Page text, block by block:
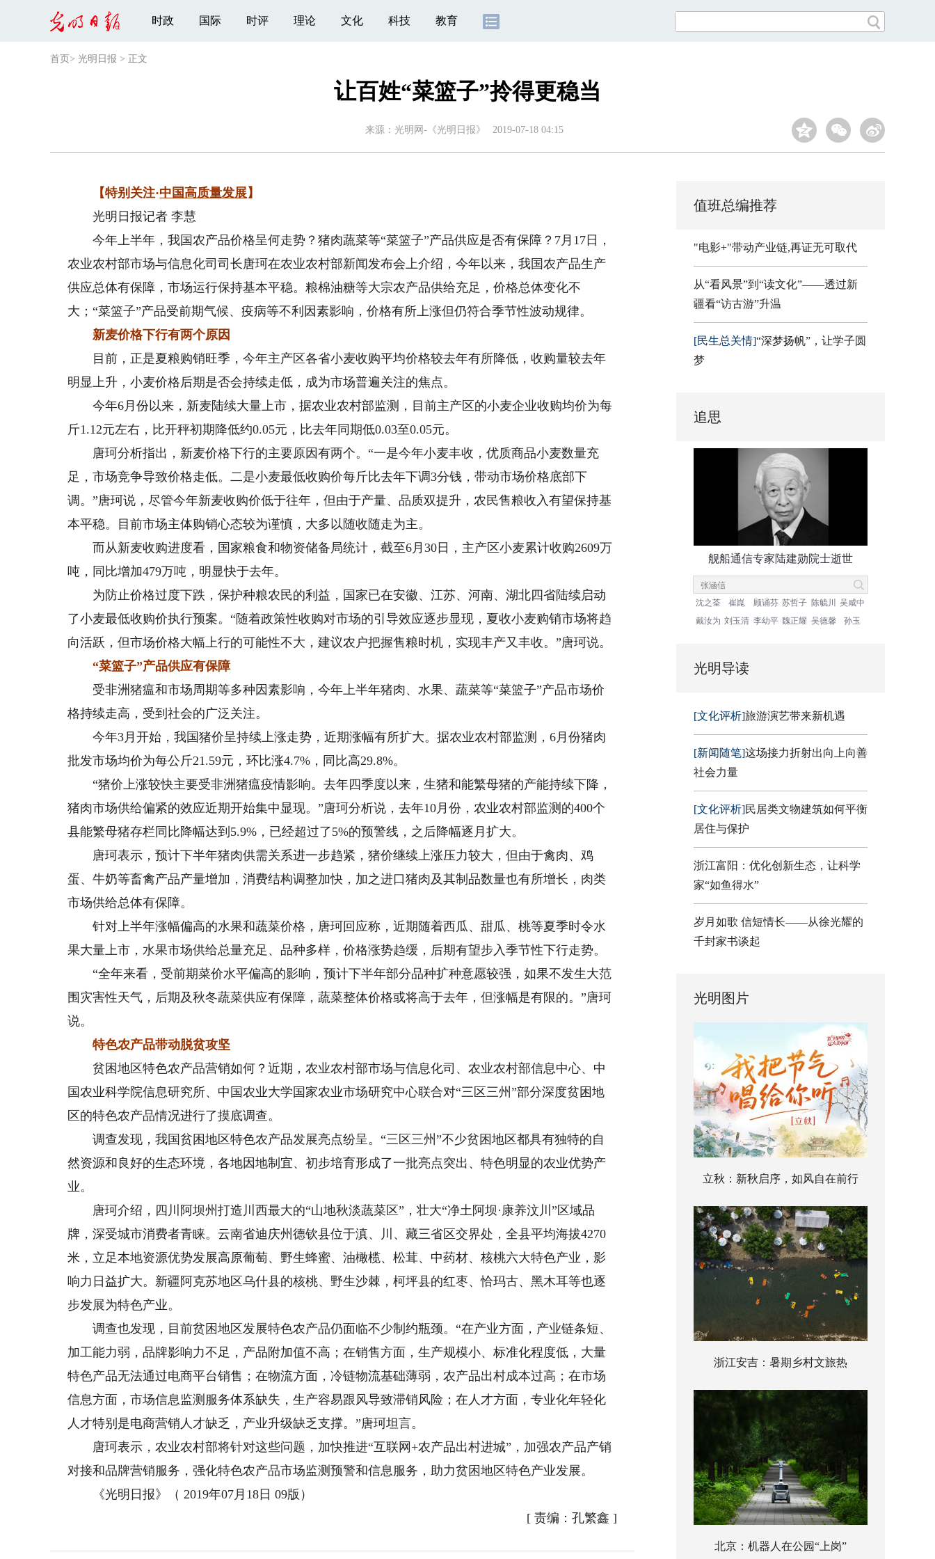
时政 国际 时评 理论 文化 科技 教育
首页 > 光明日报 > 正文
让百姓“菜篮子”拎得更稳当
来源： 光明网-《光明日报》 2019-07-18 04:15
【特别关注·中国高质量发展】
光明日报记者 李慧
今年上半年，我国农产品价格呈何走势？猪肉蔬菜等“菜篮子”产品供应是否有保障？7月17日，
农业农村部市场与信息化司司长唐珂在农业农村部新闻发布会上介绍，今年以来，我国农产品生产
供应总体有保障，市场运行保持基本平稳。粮棉油糖等大宗农产品供给充足，价格总体变化不
大；“菜篮子”产品受前期气候、疫病等不利因素影响，价格有所上涨但仍符合季节性波动规律。
新麦价格下行有两个原因
目前，正是夏粮购销旺季，今年主产区各省小麦收购平均价格较去年有所降低，收购量较去年
明显上升，小麦价格后期是否会持续走低，成为市场普遍关注的焦点。
今年6月份以来，新麦陆续大量上市，据农业农村部监测，目前主产区的小麦企业收购均价为每
斤1.12元左右，比开秤初期降低约0.05元，比去年同期低0.03至0.05元。
唐珂分析指出，新麦价格下行的主要原因有两个。“一是今年小麦丰收，优质商品小麦数量充
足，市场竞争导致价格走低。二是小麦最低收购价每斤比去年下调3分钱，带动市场价格底部下
调。”唐珂说，尽管今年新麦收购价低于往年，但由于产量、品质双提升，农民售粮收入有望保持基
本平稳。目前市场主体购销心态较为谨慎，大多以随收随走为主。
而从新麦收购进度看，国家粮食和物资储备局统计，截至6月30日，主产区小麦累计收购2609万
吨，同比增加479万吨，明显快于去年。
为防止价格过度下跌，保护种粮农民的利益，国家已在安徽、江苏、河南、湖北四省陆续启动
了小麦最低收购价执行预案。“随着政策性收购对市场的引导效应逐步显现，夏收小麦购销市场将趋
向活跃，但市场价格大幅上行的可能性不大，建议农户把握售粮时机，实现丰产又丰收。”唐珂说。
“菜篮子”产品供应有保障
受非洲猪瘟和市场周期等多种因素影响，今年上半年猪肉、水果、蔬菜等“菜篮子”产品市场价
格持续走高，受到社会的广泛关注。
今年3月开始，我国猪价呈持续上涨走势，近期涨幅有所扩大。据农业农村部监测，6月份猪肉
批发市场均价为每公斤21.59元，环比涨4.7%，同比高29.8%。
“猪价上涨较快主要受非洲猪瘟疫情影响。去年四季度以来，生猪和能繁母猪的产能持续下降，
猪肉市场供给偏紧的效应近期开始集中显现。”唐珂分析说，去年10月份，农业农村部监测的400个
县能繁母猪存栏同比降幅达到5.9%，已经超过了5%的预警线，之后降幅逐月扩大。
唐珂表示，预计下半年猪肉供需关系进一步趋紧，猪价继续上涨压力较大，但由于禽肉、鸡
蛋、牛奶等畜禽产品产量增加，消费结构调整加快，加之进口猪肉及其制品数量也有所增长，肉类
市场供给总体有保障。
针对上半年涨幅偏高的水果和蔬菜价格，唐珂回应称，近期随着西瓜、甜瓜、桃等夏季时令水
果大量上市，水果市场供给总量充足、品种多样，价格涨势趋缓，后期有望步入季节性下行走势。
“全年来看，受前期菜价水平偏高的影响，预计下半年部分品种扩种意愿较强，如果不发生大范
围灾害性天气，后期及秋冬蔬菜供应有保障，蔬菜整体价格或将高于去年，但涨幅是有限的。”唐珂
说。
特色农产品带动脱贫攻坚
贫困地区特色农产品营销如何？近期，农业农村部市场与信息化司、农业农村部信息中心、中
国农业科学院信息研究所、中国农业大学国家农业市场研究中心联合对“三区三州”部分深度贫困地
区的特色农产品情况进行了摸底调查。
调查发现，我国贫困地区特色农产品发展亮点纷呈。“三区三州”不少贫困地区都具有独特的自
然资源和良好的生态环境，各地因地制宜、初步培育形成了一批亮点突出、特色明显的农业优势产
业。
唐珂介绍，四川阿坝州打造川西最大的“山地秋淡蔬菜区”，壮大“净土阿坝·康养汶川”区域品
牌，深受城市消费者青睐。云南省迪庆州德钦县位于滇、川、藏三省区交界处，全县平均海拔4270
米，立足本地资源优势发展高原葡萄、野生蜂蜜、油橄榄、松茸、中药材、核桃六大特色产业，影
响力日益扩大。新疆阿克苏地区乌什县的核桃、野生沙棘，柯坪县的红枣、恰玛古、黑木耳等也逐
步发展为特色产业。
调查也发现，目前贫困地区发展特色农产品仍面临不少制约瓶颈。“在产业方面，产业链条短、
加工能力弱，品牌影响力不足，产品附加值不高；在销售方面，生产规模小、标准化程度低，大量
特色产品无法通过电商平台销售；在物流方面，冷链物流基础薄弱，农产品出村成本过高；在市场
信息方面，市场信息监测服务体系缺失，生产容易跟风导致滞销风险；在人才方面，专业化年轻化
人才特别是电商营销人才缺乏，产业升级缺乏支撑。”唐珂坦言。
唐珂表示，农业农村部将针对这些问题，加快推进“互联网+农产品出村进城”，加强农产品产销
对接和品牌营销服务，强化特色农产品市场监测预警和信息服务，助力贫困地区特色产业发展。
《光明日报》（ 2019年07月18日 09版）
[ 责编：孔繁鑫 ]
值班总编推荐
"电影+"带动产业链,再证无可取代
从“看风景”到“读文化”——透过新
疆看“访古游”升温
[民生总关情]“深梦扬帆”，让学子圆
梦
追思
舰船通信专家陆建勋院士逝世
沈之荃 崔崑 顾诵芬 苏哲子 陈毓川
吴咸中
戴汝为 刘玉清 李幼平 魏正耀 吴德馨 孙玉
光明导读
[文化评析]旅游演艺带来新机遇
[新闻随笔]这场接力折射出向上向善
社会力量
[文化评析]民居类文物建筑如何平衡
居住与保护
浙江富阳：优化创新生态，让科学
家“如鱼得水”
岁月如歌 信短情长——从徐光耀的
千封家书谈起
光明图片
立秋：新秋启序，如风自在前行
浙江安吉：暑期乡村文旅热
北京：机器人在公园“上岗”